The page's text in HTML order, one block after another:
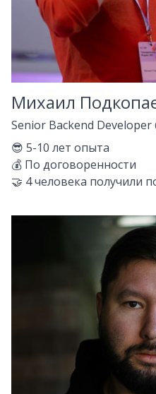
Михаил
Senior Backend Developer
😎 5-10 лет опыта
💰 По договоренности
🤝 4человека получили